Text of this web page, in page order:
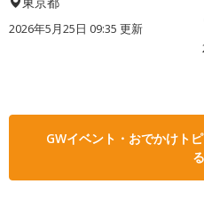
2026年5月25日 09:35 更新
GWイベント・おでかけト
る